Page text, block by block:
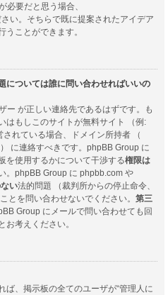
必要だと思う場合、
い。そちらで既に提案されたアイデア
ことができます。
については誰に問い合わせればいいの
ー が正しい連絡先であるはずです。も
はもしこのサイトが無料サイト （例:
れている場合、ドメイン所持者 （
に連絡すべきです。phpBB Group に
を使用するかについて干渉する権限は
。phpBB Group に phpbb.com や
い法的問題 （裁判所からの停止命令、
とを問い合わせないでください。 第三
Group にメールで問い合わせても回
お考えください。
ば、掲示板の全てのユーザが“管理人に